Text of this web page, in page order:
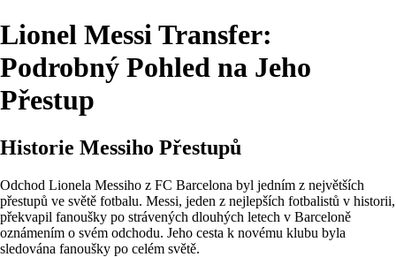
Lionel Messi Transfer:
Podrobný Pohled na Jeho
Přestup
Historie Messiho Přestupů
Odchod Lionela Messiho z FC Barcelona byl jedním z největších
přestupů ve světě fotbalu. Messi, jeden z nejlepších fotbalistů v historii,
překvapil fanoušky po strávených dlouhých letech v Barceloně
oznámením o svém odchodu. Jeho cesta k novému klubu byla
sledována fanoušky po celém světě.